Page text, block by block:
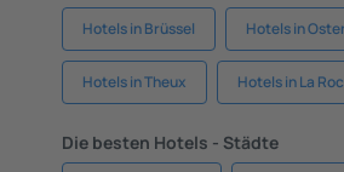
Hotels in Brüssel Hotels in
Hotels in Theux Hotels in La
Die besten Hotels - Städte